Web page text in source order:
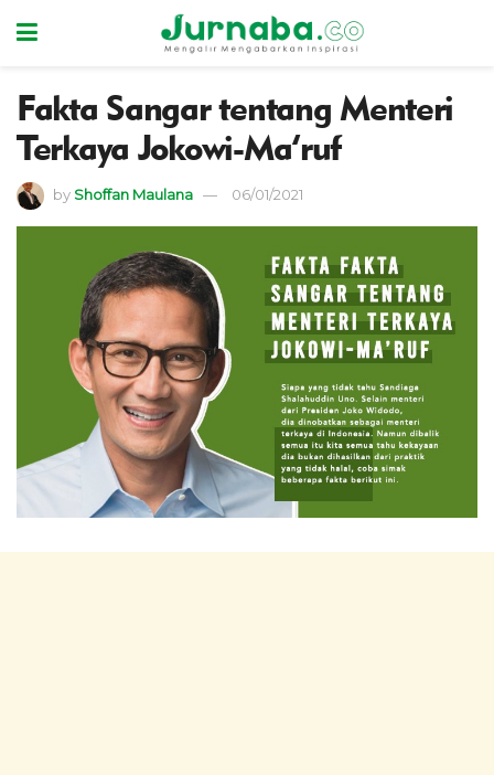
Fakta Sangar tentang Menteri
Terkaya Jokowi-Ma’ruf
by Shoffan Maulana 06/01/2021